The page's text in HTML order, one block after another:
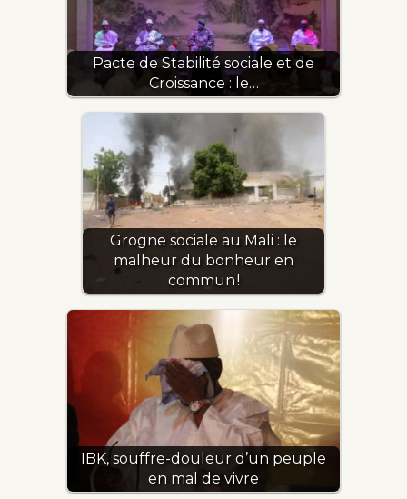
Pacte de Stabilité sociale et de
Croissance : le…
Grogne sociale au Mali : le
malheur du bonheur en
commun !
IBK, souffre-douleur d’un peuple
en mal de vivre